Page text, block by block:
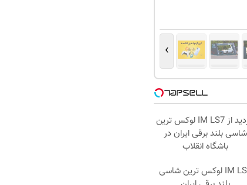
›
بازدید از IM LS7 لوکس ترین
شاسی بلند برقی ایران در
باشگاه انقلاب
IM LS7 لوکس ترین شاسی